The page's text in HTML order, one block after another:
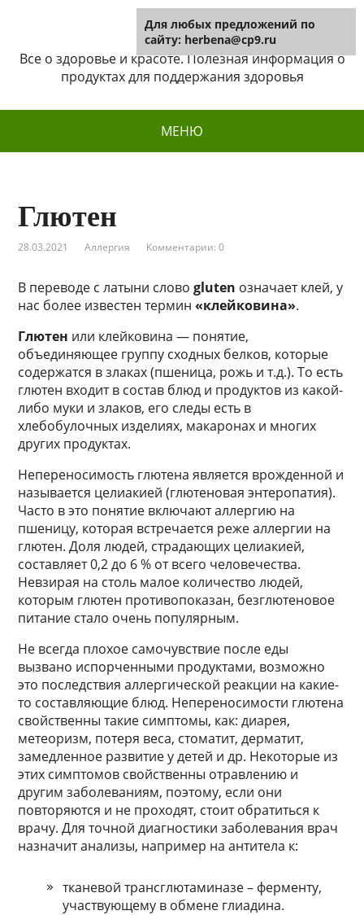
Herbena
Все о здоровье и красоте. Полезная информация о
продуктах для поддержания здоровья
МЕНЮ
Глютен
28.03.2021 Аллергия Комментарии: 0
В переводе с латыни словоgluten означает клей, у
нас более известен термин«клейковина».
Глютен или клейковина — понятие,
объединяющее группу сходных белков, которые
содержатся в злаках (пшеница, рожь и т.д.). То есть
глютен входит в состав блюд и продуктов из какой-
либо муки и злаков, его следы есть в
хлебобулочных изделиях, макаронах и многих
других продуктах.
Непереносимость глютена является врожденной и
называется целиакией (глютеновая энтеропатия).
Часто в это понятие включают аллергию на
пшеницу, которая встречается реже аллергии на
глютен. Доля людей, страдающих целиакией,
составляет 0,2 до 6 % от всего человечества.
Невзирая на столь малое количество людей,
которым глютен противопоказан, безглютеновое
питание стало очень популярным.
Не всегда плохое самочувствие после еды
вызвано испорченными продуктами, возможно
это последствия аллергической реакции на какие-
то составляющие блюд. Непереносимости глютена
свойственны такие симптомы, как: диарея,
метеоризм, потеря веса, стоматит, дерматит,
замедленное развитие у детей и др. Некоторые из
этих симптомов свойственны отравлению и
другим заболеваниям, поэтому, если они
повторяются и не проходят, стоит обратиться к
врачу. Для точной диагностики заболевания врач
назначит анализы, например на антитела к:
тканевой трансглютаминазе – ферменту,
участвующему в обмене глиадина.
Для любых предложений по
сайту: herbena@cp9.ru